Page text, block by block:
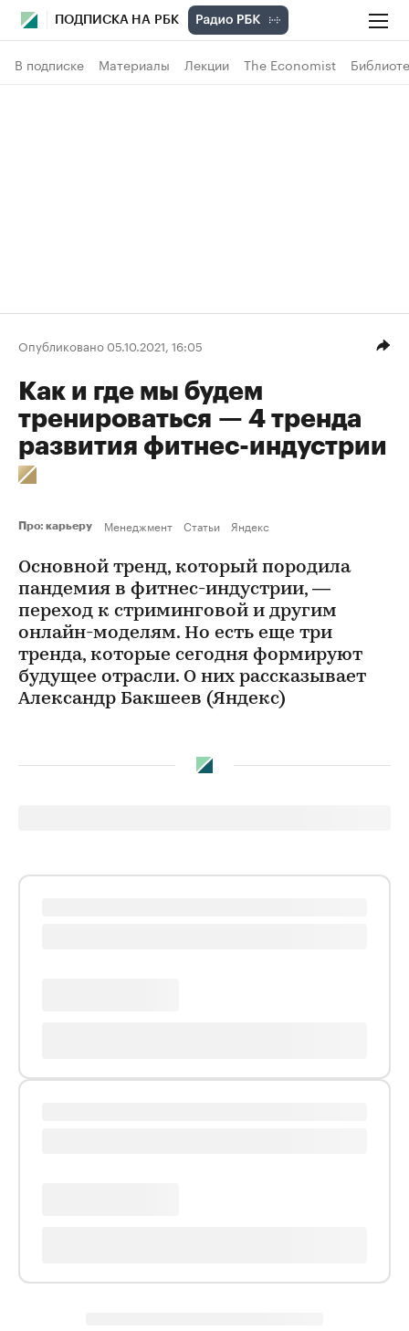
ПОДПИСКА НА РБК
В подписке Материалы Лекции The Economist
Опубликовано 05.10.2021, 16:05
Как и где мы будем
тренироваться — 4 тренда
развития фитнес-индустрии
Про: карьеру Менеджмент Статьи Яндекс
Основной тренд, который породила
пандемия в фитнес-индустрии, —
переход к стриминговой и другим
онлайн-моделям. Но есть еще три
тренда, которые сегодня формируют
будущее отрасли. О них рассказывает
Александр Бакшеев (Яндекс)